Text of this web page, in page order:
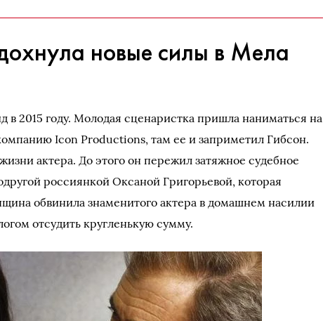
новые силы в Мела
в 2015 году. Молодая сценаристка пришла наниматься на
Icon Productions, там ее и заприметил Гибсон.
актера. До этого он пережил затяжное судебное
россиянкой Оксаной Григорьевой, которая
обвинила знаменитого актера в домашнем насилии
отсудить кругленькую сумму.